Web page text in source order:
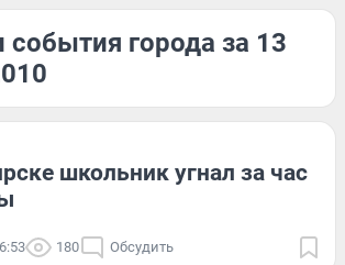
события города за 13
школьник угнал за час
180 Обсудить